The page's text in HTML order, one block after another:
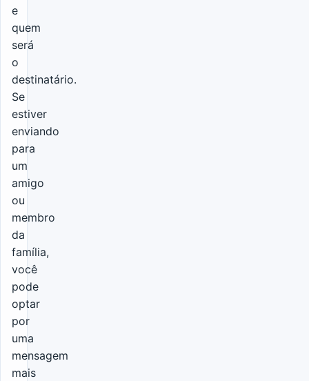
e
quem
será
o
destinatário.
Se
estiver
enviando
para
um
amigo
ou
membro
da
família,
você
pode
optar
por
uma
mensagem
mais